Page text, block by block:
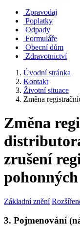
Zpravodaj
Poplatky
Odpady
Formuláře
Obecní dům
Zdravotnictví
Úvodní stránka
Kontakt
Životní situace
Změna
Změna
zrušení
Základní znění
3. Pojmenování